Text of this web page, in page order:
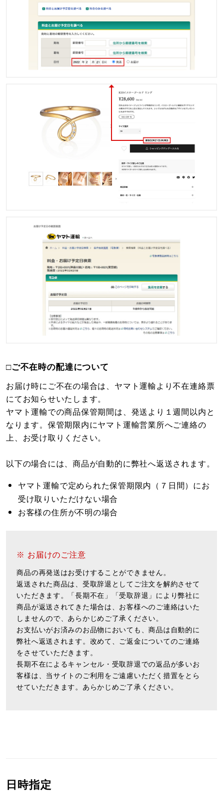
□ご不在時の配達について
お届け時にご不在の場合は、ヤマト運輸より不在連絡票
にてお知らせいたします。
ヤマト運輸での商品保管期間は、発送より１週間以内と
なります。保管期限内にヤマト運輸営業所へご連絡の
上、お受け取りください。
以下の場合には、商品が自動的に弊社へ返送されます。
ヤマト運輸で定められた保管期限内（７日間）にお
受け取りいただけない場合
お客様の住所が不明の場合
※ お届けのご注意
商品の再発送はお受けすることができません。
返送された商品は、受取辞退としてご注文を解約させて
いただきます。「長期不在」「受取辞退」により弊社に
商品が返送されてきた場合は、お客様へのご連絡はいた
しませんので、あらかじめご了承ください。
お支払いがお済みのお品物においても、商品は自動的に
弊社へ返送されます。改めて、ご返金についてのご連絡
をさせていただきます。
長期不在によるキャンセル・受取辞退での返品が多いお
客様は、当サイトのご利用をご遠慮いただく措置をとら
せていただきます。あらかじめご了承ください。
日時指定